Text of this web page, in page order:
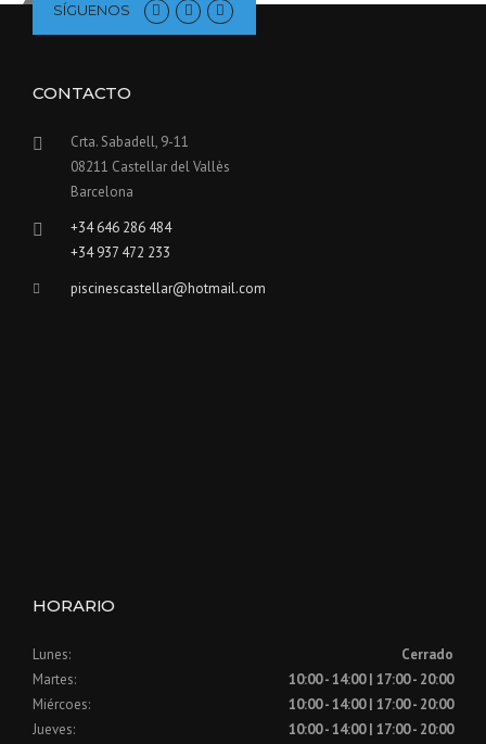
SÍGUENOS
CONTACTO
Crta. Sabadell, 9-11
08211 Castellar del Vallès
Barcelona
+34 646 286 484
+34 937 472 233
piscinescastellar@hotmail.com
HORARIO
Lunes:
Cerrado
Martes:
10:00 - 14:00 | 17:00 - 20:00
Miércoes:
10:00 - 14:00 | 17:00 - 20:00
Jueves:
10:00 - 14:00 | 17:00 - 20:00